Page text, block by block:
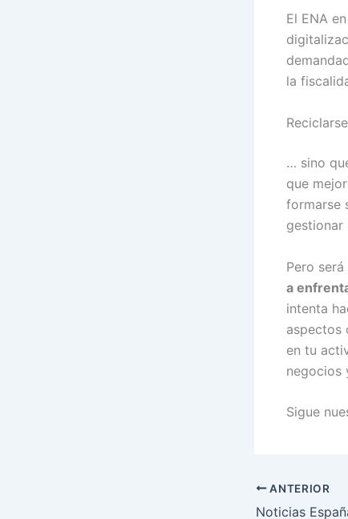
El ENA
la
… sino
que
formarse
gestionar
Pero
a
intenta
aspectos
en tu
negocios
Sigue
ANTERIOR